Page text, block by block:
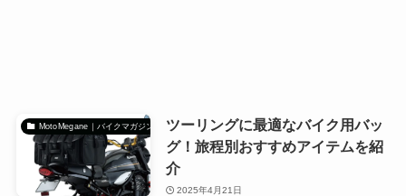
MotoMegane｜バイクマガジン
ツーリングに最適なバイク用バッ
グ！旅程別おすすめアイテムを紹
介
2025年4月21日